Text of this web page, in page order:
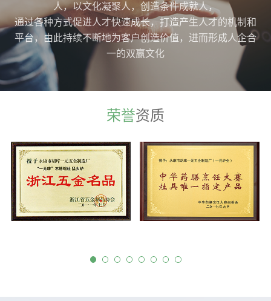
人，以文化凝聚人，创造条件成就人，
通过各种方式促进人才快速成长，打造产生人才的机制和
平台，由此持续不断地为客户创造价值，进而形成人企合
一的双赢文化
荣誉资质